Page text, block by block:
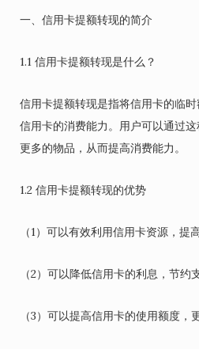
一、信用卡提额转现的简介
1.1 信用卡提额转现是什么？
信用卡提额转现是指将信用卡的临
信用卡的消费能力。用户可以通过
更多的物品，从而提高消费能力。
1.2 信用卡提额转现的优势
（1）可以有效利用信用卡资源，提
（2）可以降低信用卡的利息，节约
（3）可以提高信用卡的使用额度，